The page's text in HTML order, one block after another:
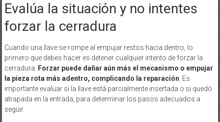
Evalúa la situación y no intentes
forzar la cerradura
Cuando una llave se rompe al empujar restos hacia dentro, lo
primero que debes hacer es detener cualquier intento de forzar la
cerradura. Forzar puede dañar aún más el mecanismo o empujar
la pieza rota más adentro, complicando la reparación. Es
importante evaluar si la llave está parcialmente insertada o si quedó
atrapada en la entrada, para determinar los pasos adecuados a
seguir.